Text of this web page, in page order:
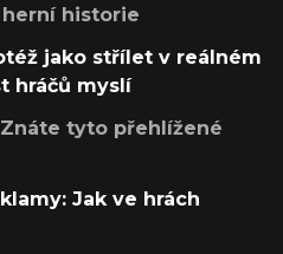
historie
jako střílet v reálném
hráčů myslí
tyto přehlížené
Jak ve hrách